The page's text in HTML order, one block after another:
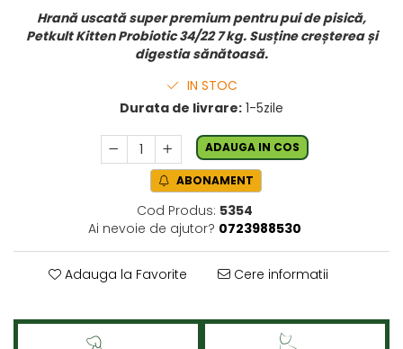
Hrană uscată super premium pentru pui de pisică,
Petkult Kitten Probiotic 34/22 7 kg. Susține creșterea și
digestia sănătoasă.
IN STOC
Durata de livrare: 1-5zile
ADAUGA IN COS
ABONAMENT
Cod Produs: 5354
Ai nevoie de ajutor? 0723988530
Adauga la Favorite Cere informatii